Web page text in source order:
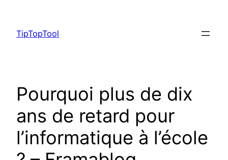
content
TipTopTool
Pourquoi plus de dix
ans de retard pour
l’informatique à l’école